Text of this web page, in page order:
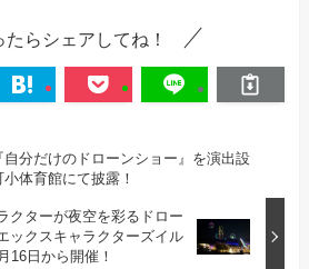
たらシェアしてね！
自分だけのドローンショー』を演出設
体育館にて披露！
クターが夜空を彩るドロー
ックスキャラクターズイル
16日から開催！